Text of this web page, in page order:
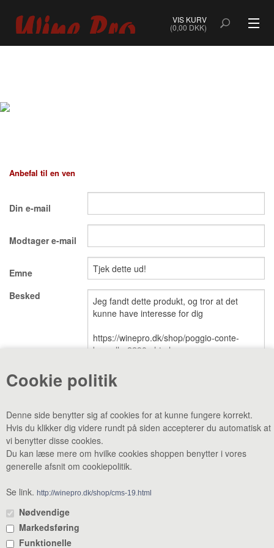
Cookie politik
Denne side benytter sig af cookies for at kunne fungere korrekt.
Hvis du klikker dig videre rundt på siden accepterer du automatisk at
vi benytter disse cookies.
Du kan læse mere om hvilke cookies shoppen benytter i vores
generelle afsnit om cookiepolitik.
Se link. http://winepro.dk/shop/cms-19.html
Nødvendige
Markedsføring
Funktionelle
VIS KURV
(0,00 DKK)
DESSERTVIN & PORTVIN
NATURVIN & ORANGEVIN
ØKOLOGISK VIN
VINE MED AWARDS
NYHEDSBREV SMAGEBAR
TILBUD KONTAKT
Anbefal til en ven
Din e-mail
Modtager e-mail
Emne
Besked
CVR: 38969188 •Lager & smagebar: Danstrupvej 27 F 3480
+45 80 20 20 25•mail@winepro.dk
Åbningstider: Kontor & varelevering 8 - 16 • Smagebaren 14 - 16